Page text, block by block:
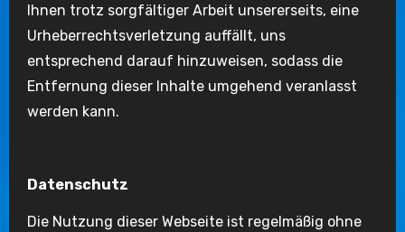
Ihnen trotz sorgfältiger Arbeit unsererseits, eine
Urheberrechtsverletzung auffällt, uns
entsprechend darauf hinzuweisen, sodass die
Entfernung dieser Inhalte umgehend veranlasst
werden kann.
Datenschutz
Die Nutzung dieser Webseite ist regelmäßig ohne